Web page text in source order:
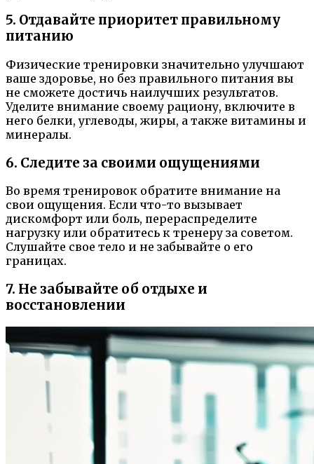
5. Отдавайте приоритет правильному
питанию
Физические тренировки значительно улучшают
ваше здоровье, но без правильного питания вы
не сможете достичь наилучших результатов.
Уделите внимание своему рациону, включите в
него белки, углеводы, жиры, а также витамины и
минералы.
6. Следите за своими ощущениями
Во время тренировок обратите внимание на
свои ощущения. Если что-то вызывает
дискомфорт или боль, перераспределите
нагрузку или обратитесь к тренеру за советом.
Слушайте свое тело и не забывайте о его
границах.
7. Не забывайте об отдыхе и
восстановлении